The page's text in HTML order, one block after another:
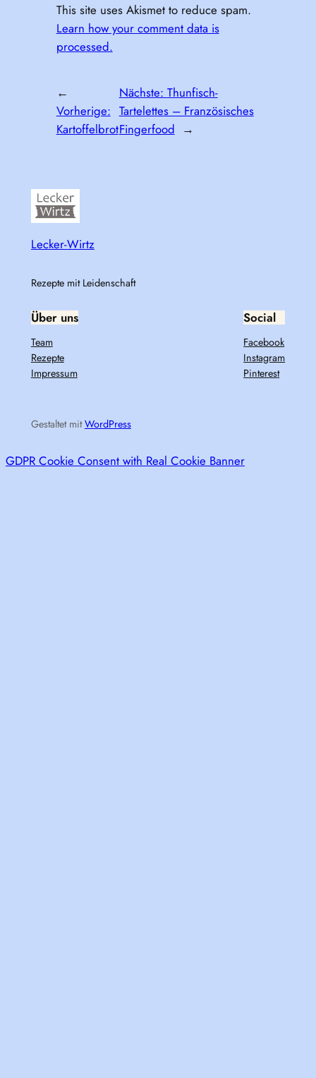
This site uses Akismet to reduce spam.
Learn how your comment data is
processed.
←
Vorherige:
Kartoffelbrot
Nächste: Thunfisch-
Tartelettes – Französisches
Fingerfood →
Lecker-Wirtz
Rezepte mit Leidenschaft
Über uns
Team
Rezepte
Impressum
Social
Facebook
Instagram
Pinterest
Gestaltet mitWordPress
GDPR Cookie Consent with Real Cookie Banner